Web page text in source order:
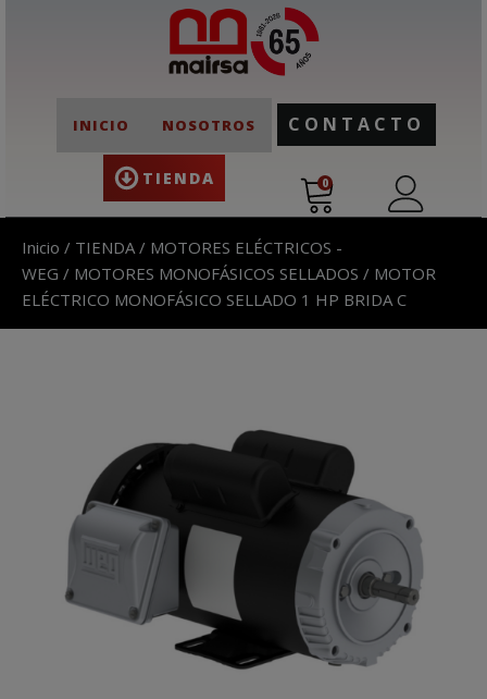
INICIO NOSOTROS
TIENDA
CONTACTO
0
Inicio / TIENDA / MOTORES ELÉCTRICOS -
WEG / MOTORES MONOFÁSICOS SELLADOS / MOTOR
ELÉCTRICO MONOFÁSICO SELLADO 1 HP BRIDA C